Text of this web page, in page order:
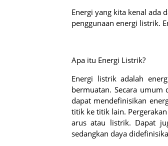
Energi yang kita kenal ada
penggunaan energi listrik.
Apa itu Energi Listrik?
Energi listrik adalah
bermuatan. Secara
dapat mendefinisikan
titik ke titik lain.
arus atau listrik. Dapat
sedangkan daya